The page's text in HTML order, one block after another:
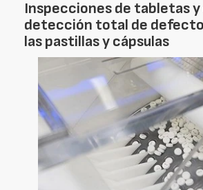
Inspecciones de tabletas y
detección total de
las pastillas y cápsulas